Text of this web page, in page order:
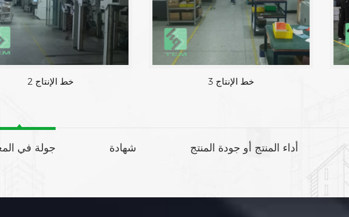
خط الإنتاج 2 خط الإنتاج 3
جولة في شهادة أداء المنتج أو جودة المنتج